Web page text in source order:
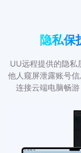
隐私保
UU远程提供的隐私
他人窥屏泄露账号
连接云端电脑畅游